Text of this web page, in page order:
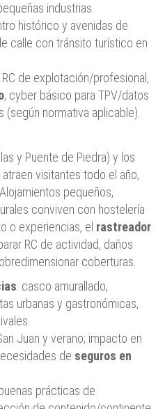
industrias.
histórico y avenidas de
calle con tránsito turístico en
RC de explotación/profesional,
, cyber básico para TPV/datos
normativa aplicable).
y Puente de Piedra) y los
visitantes todo el año,
pequeños,
conviven con hostelería
o experiencias, el rastreador
RC de actividad, daños
coberturas.
: casco amurallado,
urbanas y gastronómicas,
Juan y verano; impacto en
de seguros en
prácticas de